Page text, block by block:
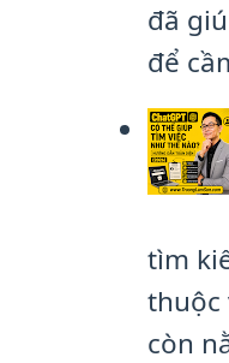
đã
để
tìm
thuộc
còn